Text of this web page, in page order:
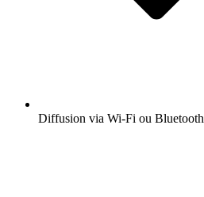
Diffusion via Wi-Fi ou Bluetooth